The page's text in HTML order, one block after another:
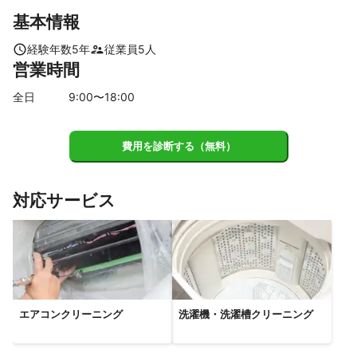
基本情報
経験年数5年 従業員5 人
営業時間
全日 9:00〜18:00
費用を診断する（無料）
対応サービス
エアコンクリーニング 洗濯機・洗濯槽クリーニング